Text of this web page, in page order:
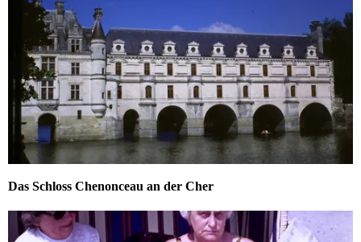
Das Schloss Chenonceau an der Cher